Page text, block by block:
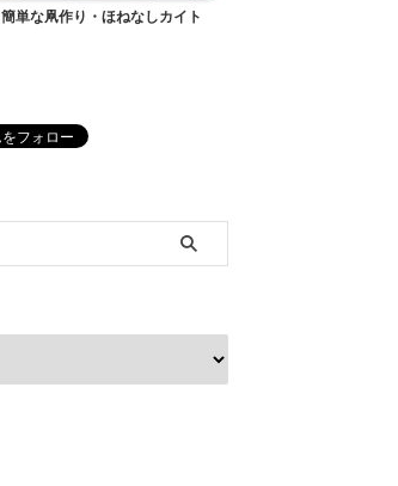
簡単な凧作り・ほねなしカイト